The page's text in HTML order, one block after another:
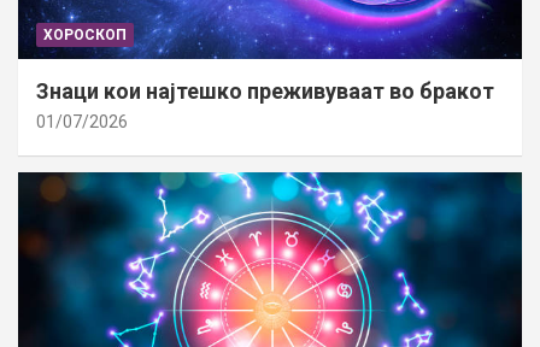
ХОРОСКОП
Знаци кои најтешко преживуваат во бракот
01/07/2026